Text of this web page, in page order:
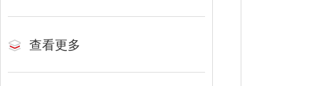
查看更多